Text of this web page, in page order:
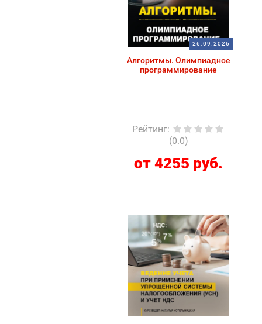
26.09.2026
Алгоритмы. Олимпиадное
программирование
Рейтинг:
(0.0)
от 4255 руб.